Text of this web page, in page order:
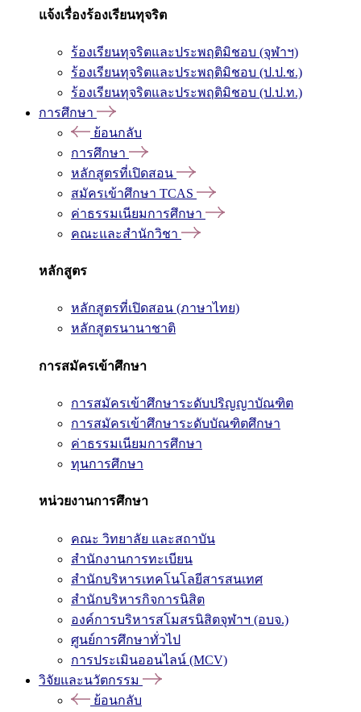
แจ้งเรื่องร้องเรียนทุจริต
ร้องเรียนทุจริตและประพฤติมิชอบ (จุฬาฯ)
ร้องเรียนทุจริตและประพฤติมิชอบ (ป.ป.ช.)
ร้องเรียนทุจริตและประพฤติมิชอบ (ป.ป.ท.)
การศึกษา
ย้อนกลับ
การศึกษา
หลักสูตรที่เปิดสอน
สมัครเข้าศึกษา TCAS
ค่าธรรมเนียมการศึกษา
คณะและสำนักวิชา
หลักสูตร
หลักสูตรที่เปิดสอน (ภาษาไทย)
หลักสูตรนานาชาติ
การสมัครเข้าศึกษา
การสมัครเข้าศึกษาระดับปริญญาบัณฑิต
การสมัครเข้าศึกษาระดับบัณฑิตศึกษา
ค่าธรรมเนียมการศึกษา
ทุนการศึกษา
หน่วยงานการศึกษา
คณะ วิทยาลัย และสถาบัน
สำนักงานการทะเบียน
สำนักบริหารเทคโนโลยีสารสนเทศ
สำนักบริหารกิจการนิสิต
องค์การบริหารสโมสรนิสิตจุฬาฯ (อบจ.)
ศูนย์การศึกษาทั่วไป
การประเมินออนไลน์ (MCV)
วิจัยและนวัตกรรม
ย้อนกลับ